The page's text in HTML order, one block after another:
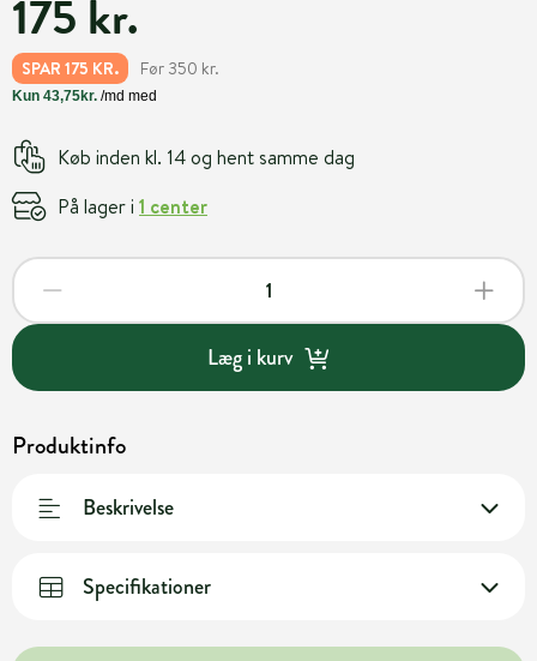
175 kr.
SPAR 175 KR. Før 350 kr.
Køb inden kl. 14 og hent samme dag
På lager i 1 center
Læg i kurv
Produktinfo
Beskrivelse
Specifikationer